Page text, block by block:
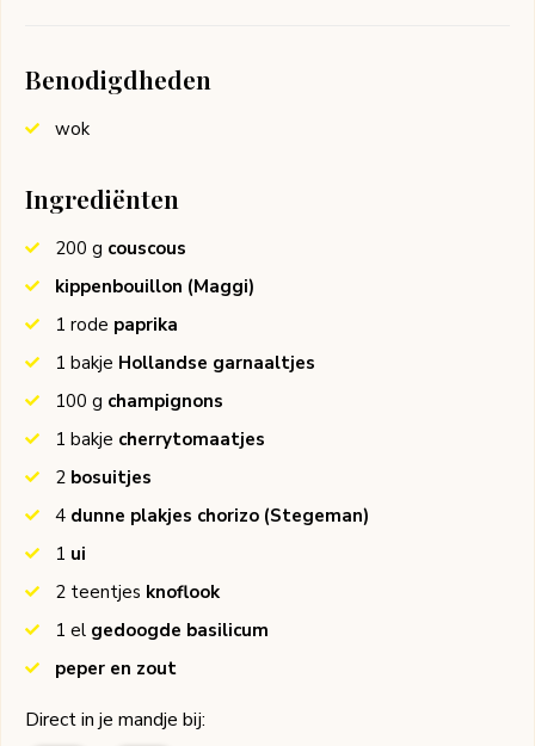
Benodigdheden
wok
Ingrediënten
200 g couscous
kippenbouillon (Maggi)
1 rode paprika
1 bakje Hollandse garnaaltjes
100 g champignons
1 bakje cherrytomaatjes
2 bosuitjes
4 dunne plakjes chorizo (Stegeman)
1 ui
2 teentjes knoflook
1 el gedoogde basilicum
peper en zout
Direct in je mandje bij: